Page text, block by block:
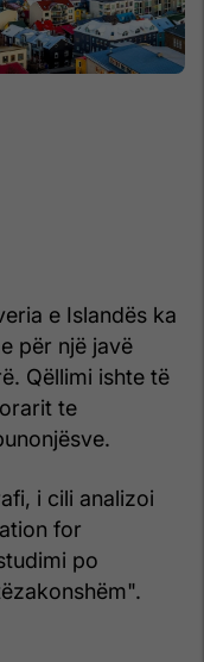
e Islandës ka
për një javë
Qëllimi ishte të
te
i cili analizoi
for
po